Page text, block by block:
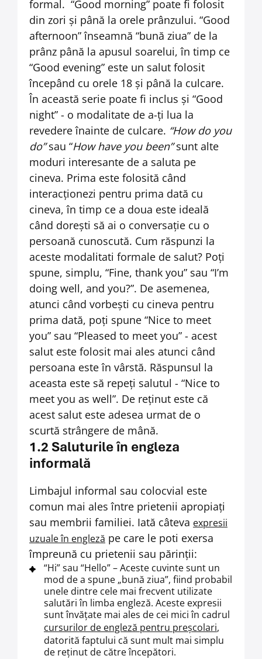
formal. “Good morning” poate fi folosit
din zori și până la orele prânzului. “Good
afternoon” înseamnă “bună ziua” de la
prânz până la apusul soarelui, în timp ce
“Good evening” este un salut folosit
începând cu orele 18 și până la culcare.
În această serie poate fi inclus și “Good
night” - o modalitate de a-ți lua la
revedere înainte de culcare. “How do you
do”sau “How have you been”sunt alte
moduri interesante de a saluta pe
cineva. Prima este folosită când
interacționezi pentru prima dată cu
cineva, în timp ce a doua este ideală
când dorești să ai o conversație cu o
persoană cunoscută. Cum răspunzi la
aceste modalitati formale de salut? Poți
spune, simplu, “Fine, thank you” sau “I’m
doing well, and you?”. De asemenea,
atunci când vorbești cu cineva pentru
prima dată, poți spune “Nice to meet
you” sau “Pleased to meet you” - acest
salut este folosit mai ales atunci când
persoana este în vârstă. Răspunsul la
aceasta este să repeți salutul - “Nice to
meet you as well”. De reținut este că
acest salut este adesea urmat de o
scurtă strângere de mână.
1.2 Saluturile în engleza
informală
Limbajul informal sau colocvial este
comun mai ales între prietenii apropiați
sau membrii familiei. Iată câteva expresii
uzuale în engleză pe care le poti exersa
împreună cu prietenii sau părinții:
“Hi” sau “Hello” – Aceste cuvinte sunt un
mod de a spune „bună ziua”, fiind probabil
unele dintre cele mai frecvent utilizate
salutări în limba engleză. Aceste expresii
sunt învățate mai ales de cei mici în cadrul
cursurilor de engleză pentru preșcolari,
datorită faptului că sunt mult mai simplu
de reținut de către începători.